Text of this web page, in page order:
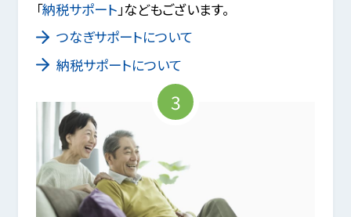
「納税サポート 」などもございます。
つなぎサポートについて
納税サポートについて
3